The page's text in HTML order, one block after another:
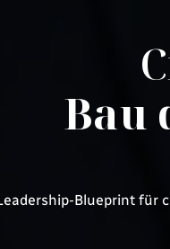
Bau
Blueprint für